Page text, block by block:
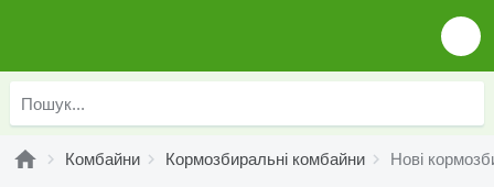
Комбайни Кормозбиральні комбайни Нові